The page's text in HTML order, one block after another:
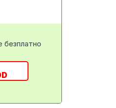
безплатно